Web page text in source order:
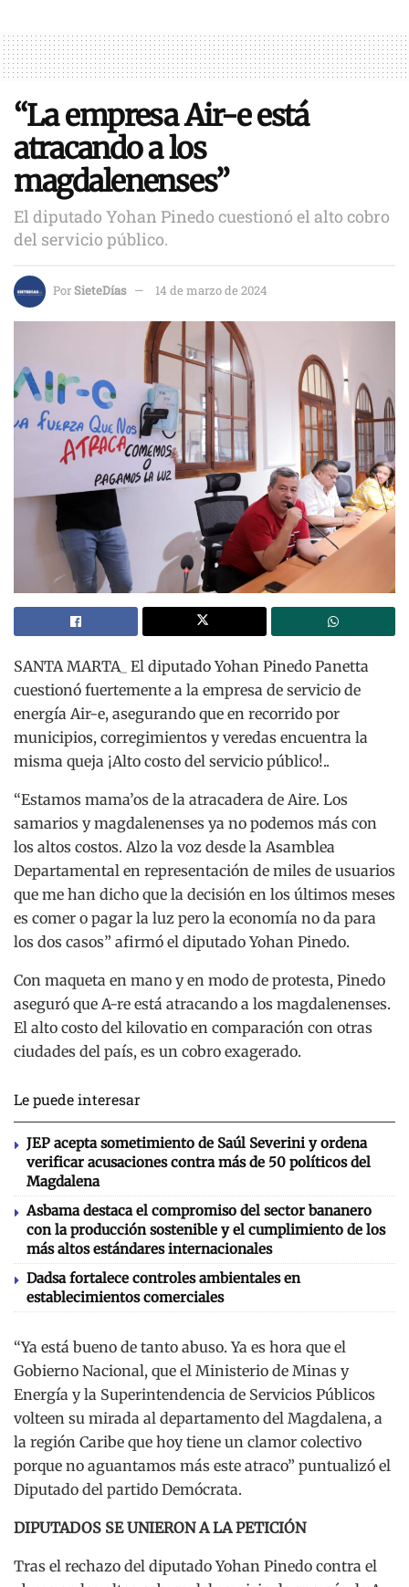
“La empresa Air-e está
atracando a los
magdalenenses”
El diputado Yohan Pinedo cuestionó el alto cobro
del servicio público.
PorSieteDías 14 de marzo de 2024
SANTA MARTA_ El diputado Yohan Pinedo Panetta
cuestionó fuertemente a la empresa de servicio de
energía Air-e, asegurando que en recorrido por
municipios, corregimientos y veredas encuentra la
misma queja ¡Alto costo del servicio público!..
“Estamos mama’os de la atracadera de Aire. Los
samarios y magdalenenses ya no podemos más con
los altos costos. Alzo la voz desde la Asamblea
Departamental en representación de miles de usuarios
que me han dicho que la decisión en los últimos meses
es comer o pagar la luz pero la economía no da para
los dos casos” afirmó el diputado Yohan Pinedo.
Con maqueta en mano y en modo de protesta, Pinedo
aseguró que A-re está atracando a los magdalenenses.
El alto costo del kilovatio en comparación con otras
ciudades del país, es un cobro exagerado.
Le puede interesar
JEP acepta sometimiento de Saúl Severini y ordena
verificar acusaciones contra más de 50 políticos del
Magdalena
Asbama destaca el compromiso del sector bananero
con la producción sostenible y el cumplimiento de los
más altos estándares internacionales
Dadsa fortalece controles ambientales en
establecimientos comerciales
“Ya está bueno de tanto abuso. Ya es hora que el
Gobierno Nacional, que el Ministerio de Minas y
Energía y la Superintendencia de Servicios Públicos
volteen su mirada al departamento del Magdalena, a
la región Caribe que hoy tiene un clamor colectivo
porque no aguantamos más este atraco” puntualizó el
Diputado del partido Demócrata.
DIPUTADOS SE UNIERON A LA PETICIÓN
Tras el rechazo del diputado Yohan Pinedo contra el